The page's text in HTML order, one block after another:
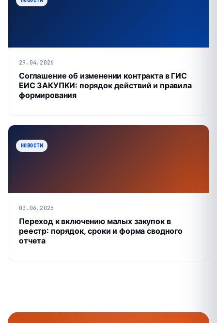
29.04.2026
Соглашение об изменении контракта в ГИС
ЕИС ЗАКУПКИ: порядок действий и правила
формирования
НОВОСТИ
03.06.2026
Переход к включению малых закупок в
реестр: порядок, сроки и форма сводного
отчета